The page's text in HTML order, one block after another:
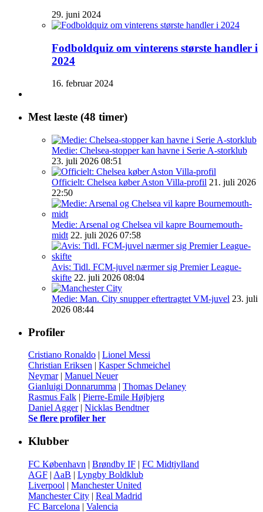
29. juni 2024
Fodboldquiz om vinterens største handler i
2024
16. februar 2024
Mest læste (48 timer)
Medie: Chelsea-stopper kan havne i Serie A-storklub
23. juli 2026 08:51
Officielt: Chelsea køber Aston Villa-profil 21. juli 2026
22:50
Medie: Arsenal og Chelsea vil kapre Bournemouth-
midt 22. juli 2026 07:58
Avis: Tidl. FCM-juvel nærmer sig Premier League-
skifte 22. juli 2026 08:04
Medie: Man. City snupper eftertragtet VM-juvel 23. juli
2026 08:44
Profiler
Cristiano Ronaldo | Lionel Messi
Christian Eriksen | Kasper Schmeichel
Neymar| Manuel Neuer
Gianluigi Donnarumma | Thomas Delaney
Rasmus Falk | Pierre-Emile Højbjerg
Daniel Agger| Nicklas Bendtner
Se flere profiler her
Klubber
FC København | Brøndby IF | FC Midtjylland
AGF | AaB | Lyngby Boldklub
Liverpool | Manchester United
Manchester City | Real Madrid
FC Barcelona | Valencia